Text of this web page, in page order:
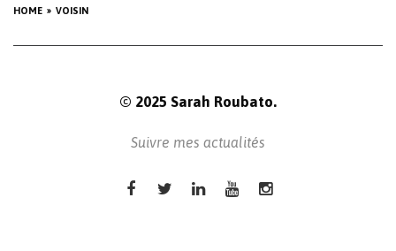
HOME VOISIN
© 2025 Sarah Roubato.
Suivre mes actualités